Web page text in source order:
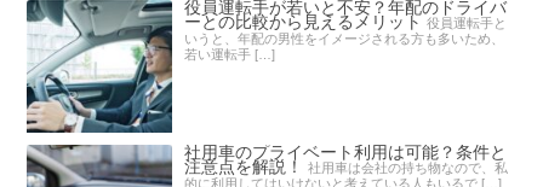
役員運転手が若いと不安？年配のドライバ
ーとの比較から見えるメリット 役員運転手と
いうと、年配の男性をイメージされる方も多いため、
若い運転手 […]
社用車のプライベート利用は可能？条件と
注意点を解説！
社用車は会社の持ち物なので、私
的に利用してはいけないと考えている人もいるで […]